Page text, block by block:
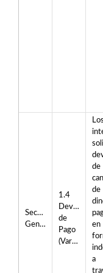
Secretaria
General
1.4
Devolución
de
Pago
(Varios)
Los
de
de
en
a